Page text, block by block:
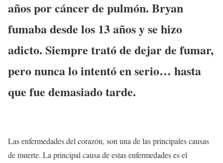
años por cáncer de pulmón. Bryan
fumaba desde los 13 años y se hizo
adicto. Siempre trató de dejar de fumar,
pero nunca lo intentó en serio… hasta
que fue demasiado tarde.
Las enfermedades del corazón, son una de las principales causas
de muerte. La principal causa de estas enfermedades es el